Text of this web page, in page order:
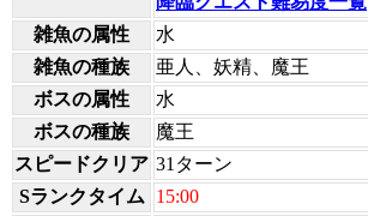
雑魚の属性
水
雑魚の種族
亜人、妖精、魔王
ボスの属性
水
ボスの種族
魔王
スピードクリア 31ターン
Sランクタイム
15:00